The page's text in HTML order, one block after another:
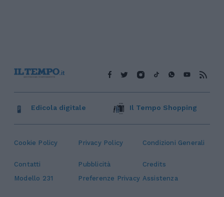
Cookie Policy Privacy Policy Condizioni Generali
Contatti Pubblicità
Credits
Modello 231
Preferenze Privacy Assistenza
Edicola digitale Il Tempo Shopping